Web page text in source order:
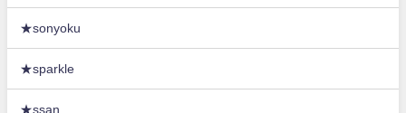
★sonyoku
★sparkle
★ssan